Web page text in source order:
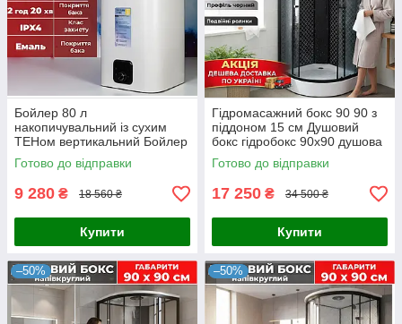
Бойлер 80 л
накопичувальний із сухим
ТЕНом вертикальний Бойлер
80 літрів із сухим теном
Готово до відправки
9 280 ₴ 18 560 ₴
Купити
Гідромасажний бокс 90 90 з
піддоном 15 см Душовий
бокс гідробокс 90х90 душова
кабіна чорний профіль
піддон низький
Готово до відправки
17 250 ₴ 34 500 ₴
Купити
–50% –50%